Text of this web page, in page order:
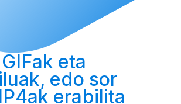
GIFak eta
edo sor
erabilita